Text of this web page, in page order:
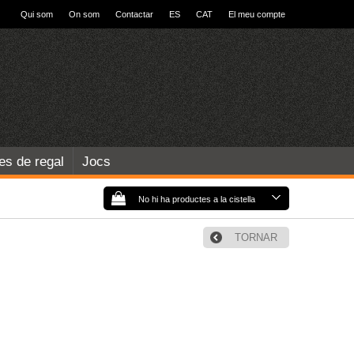
Qui som On som Contactar ES CAT El meu compte
de regal Jocs
No hi ha productes a la cistella
TORNAR